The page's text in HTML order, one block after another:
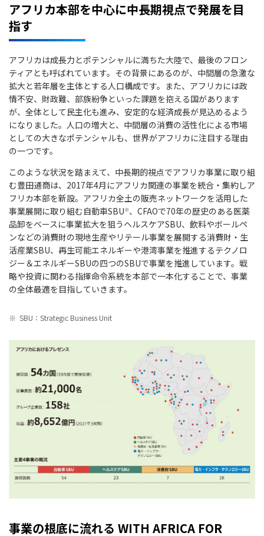
アフリカ本部を中心に中長期視点で発展を目
指す
アフリカは成長力とポテンシャルに満ちた大陸で、最後のフロン
ティアとも呼ばれています。その背景にあるのが、中間層の急激な
拡大と若年層を主体とする人口構成です。また、アフリカには政
情不安、財政難、部族紛争といった課題を抱える国があります
が、全体として民主化も進み、安定的な経済成長が見込めるよう
になりました。人口の増大と、中間層の消費の活性化による市場
としての大きなポテンシャルも、世界がアフリカに注目する理由
の一つです。
このような状況を踏まえて、中長期的視点でアフリカ事業に取り組
む豊田通商は、2017年4月にアフリカ関連の事業を統合・集約しア
フリカ本部を新設。アフリカ全土の販売ネットワークを活用した
事業展開に取り組む自動車SBU※、CFAOで70年の歴史のある医薬
品卸をベースに事業拡大を狙うヘルスケアSBU、飲料やボールペ
ンなどの消費財の現地生産やリテール事業を展開する消費財・生
活産業SBU、再生可能エネルギーや港湾事業を推進するテクノロ
ジー＆エネルギーSBUの四つのSBUで事業を推進しています。戦
略や投資に関わる指揮命令系統を本部で一本化することで、事業
の全体最適を目指していきます。
※ SBU：Strategic Business Unit
事業の根底に流れる WITH AFRICA FOR